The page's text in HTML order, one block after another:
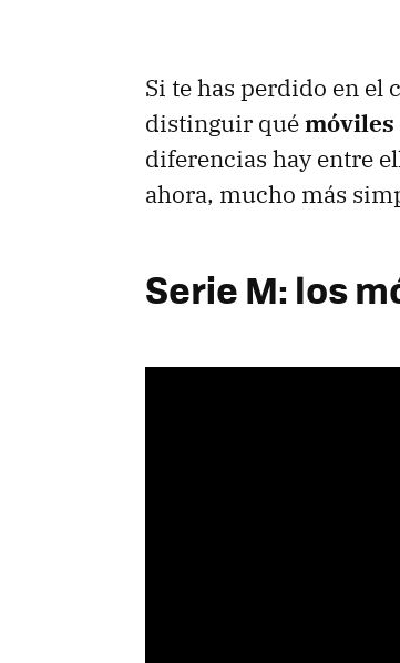
Si te has perdido en el
distinguir quémóviles
diferencias hay entre
ahora, mucho más
Serie M: los